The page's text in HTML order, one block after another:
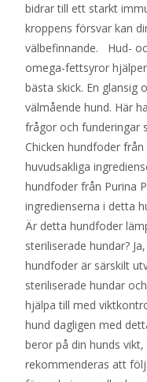
bidrar till ett starkt
kroppens försvar kan
välbefinnande. Hud-
omega-fettsyror
bästa skick. En glansig
välmående hund. Här
frågor och funderingar
Chicken hundfoder
huvudsakliga
hundfoder från Purina
ingredienserna i detta
Är detta hundfoder
steriliserade hundar?
hundfoder är särskilt
steriliserade hundar
hjälpa till med
hund dagligen med
beror på din hunds
rekommenderas att